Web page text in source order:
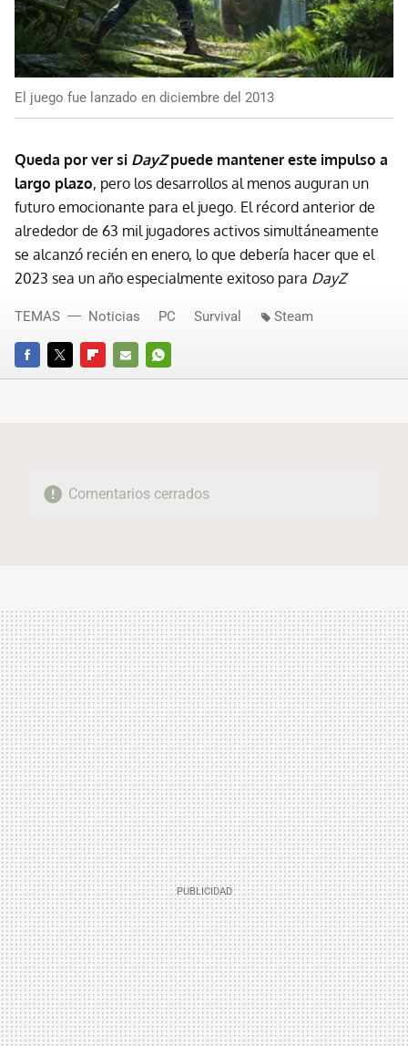
El juego fue lanzado en diciembre del 2013
Queda por ver si DayZpuede mantener este impulso a
largo plazo, pero los desarrollos al menos auguran un
futuro emocionante para el juego. El récord anterior de
alrededor de 63 mil jugadores activos simultáneamente
se alcanzó recién en enero, lo que debería hacer que el
2023 sea un año especialmente exitoso para DayZ
FACEBOOKTWITTERFLIPBOARD
E-
WHATSAPP
TEMAS Noticias PC Survival Steam
Comentarios cerrados